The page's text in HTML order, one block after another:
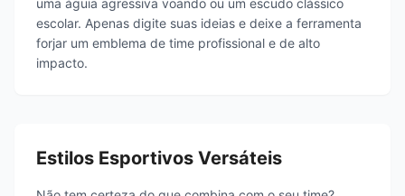
uma águia agressiva voando ou um escudo clássico
escolar. Apenas digite suas ideias e deixe a ferramenta
forjar um emblema de time profissional e de alto
impacto.
Estilos Esportivos Versáteis